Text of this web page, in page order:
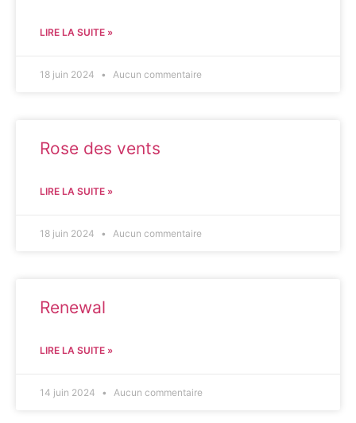
LIRE LA SUITE »
18 juin 2024 Aucun commentaire
Rose des vents
LIRE LA SUITE »
18 juin 2024 Aucun commentaire
Renewal
LIRE LA SUITE »
14 juin 2024 Aucun commentaire